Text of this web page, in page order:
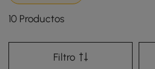
10 Productos
Filtro